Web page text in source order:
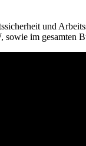
und
im gesamten